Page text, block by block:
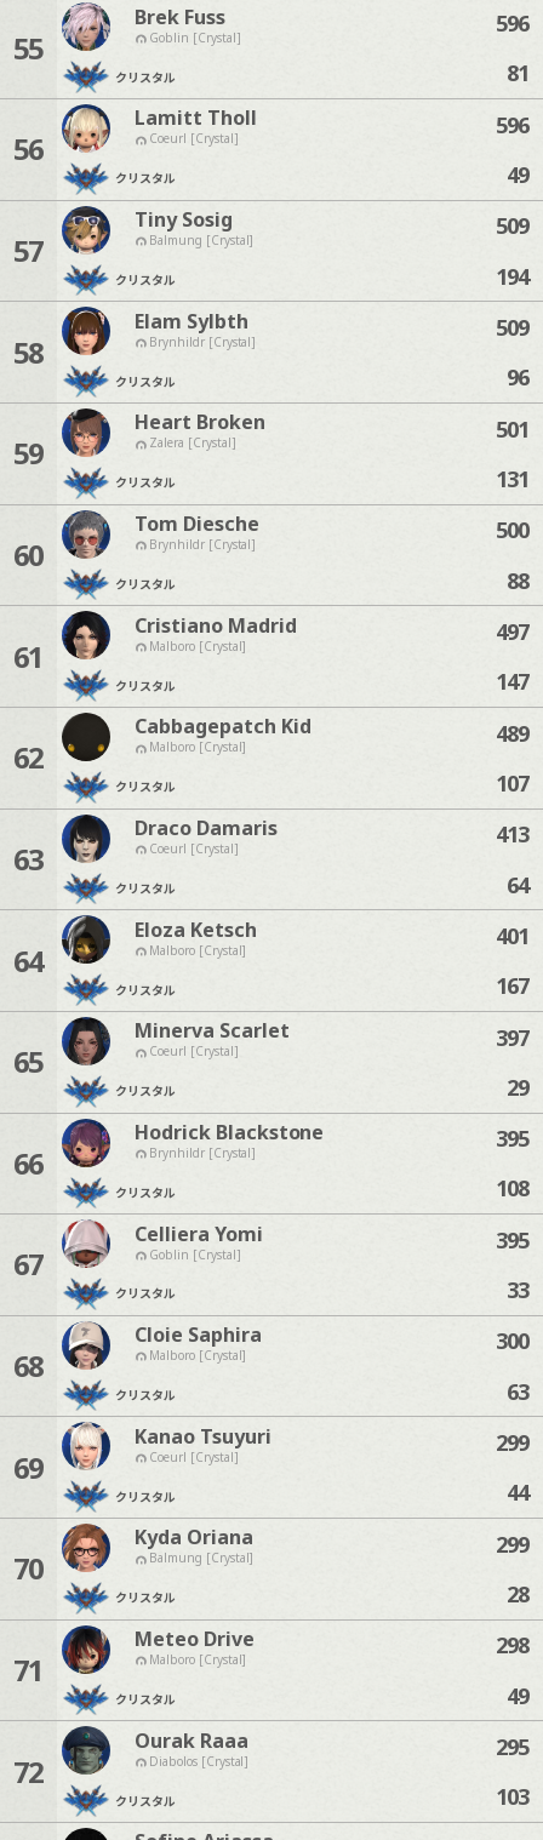
55
Brek Fuss
Goblin [Crystal]
クリスタル
596
81
56
Lamitt Tholl
Coeurl [Crystal]
クリスタル
596
49
57
Tiny Sosig
Balmung [Crystal]
クリスタル
509
194
58
Elam Sylbth
Brynhildr [Crystal]
クリスタル
509
96
59
Heart Broken
Zalera [Crystal]
クリスタル
501
131
60
Tom Diesche
Brynhildr [Crystal]
クリスタル
500
88
61
Cristiano Madrid
Malboro [Crystal]
クリスタル
497
147
62
Cabbagepatch Kid
Malboro [Crystal]
クリスタル
489
107
63
Draco Damaris
Coeurl [Crystal]
クリスタル
413
64
64
Eloza Ketsch
Malboro [Crystal]
クリスタル
401
167
65
Minerva Scarlet
Coeurl [Crystal]
クリスタル
397
29
66
Hodrick Blackstone
Brynhildr [Crystal]
クリスタル
395
108
67
Celliera Yomi
Goblin [Crystal]
クリスタル
395
33
68
Cloie Saphira
Malboro [Crystal]
クリスタル
300
63
69
Kanao Tsuyuri
Coeurl [Crystal]
クリスタル
299
44
70
Kyda Oriana
Balmung [Crystal]
クリスタル
299
28
71
Meteo Drive
Malboro [Crystal]
クリスタル
298
49
72
Ourak Raaa
Diabolos [Crystal]
クリスタル
295
103